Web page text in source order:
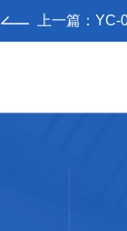
上一篇： YC-